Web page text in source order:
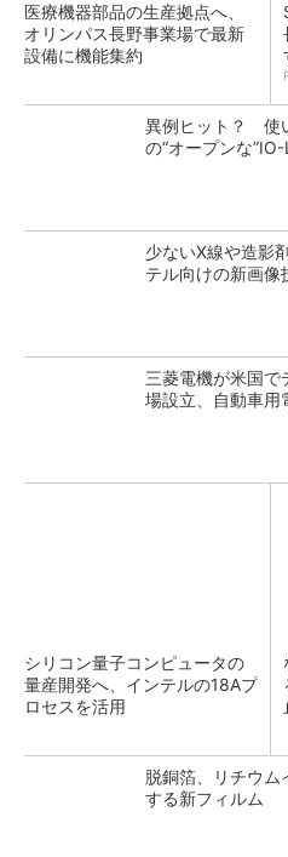
医療機器部品の生産拠点へ、
オリンパス長野事業場で最新
設備に機能集約
異例ヒット？ 使
の“オープンな
少ないX線や造影
テル向けの新画像
三菱電機が米国で
場設立、自動車用
シリコン量子コンピュータの
量産開発へ、インテルの18Aプ
ロセスを活用
脱銅箔、リチウム
する新フィルム